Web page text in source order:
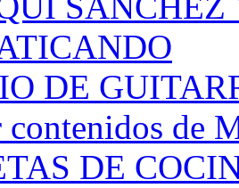
DE
contenidos de
DE